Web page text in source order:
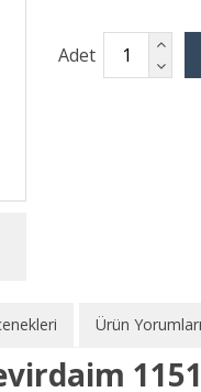
Adet
Ürün Yorumları